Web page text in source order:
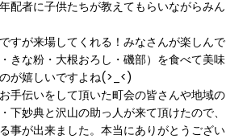
配者に子供たちが教えてもらいながらみん
すが来場してくれる！みなさんが楽しんで
きな粉・大根おろし・磯部）を食べて美味
が嬉しいですよね(>_<)
手伝いをして頂いた町会の皆さんや地域の
下妙典と沢山の助っ人が来て頂けたので、
事が出来ました。本当にありがとうござい